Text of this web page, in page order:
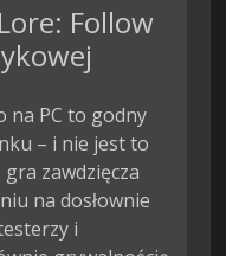
Follow
na PC to godny
– i nie jest to
zawdzięcza
na dosłownie
i